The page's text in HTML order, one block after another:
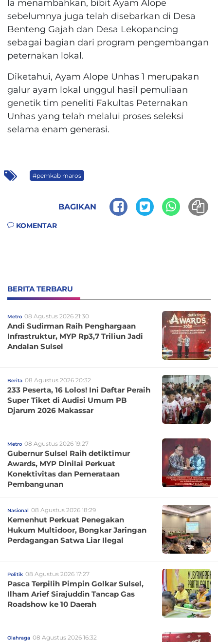
Ia menambahkan, bibit Ayam Alope
sebelumnya juga telah disebarkan di Desa
Benteng Gajah dan Desa Lekopancing
sebagai bagian dari program pengembangan
peternakan lokal.
Diketahui, Ayam Alope Unhas 1 merupakan
galur ayam lokal unggul hasil pemuliaan
genetik tim peneliti Fakultas Peternakan
Unhas yang telah melalui proses seleksi
selama enam generasi.
#pemkab maros
BAGIKAN
KOMENTAR
BERITA TERBARU
Metro 08 Agustus 2026 21:30
Andi Sudirman Raih Penghargaan
Infrastruktur, MYP Rp3,7 Triliun Jadi
Andalan Sulsel
Berita 08 Agustus 2026 20:32
233 Peserta, 16 Lolos! Ini Daftar Peraih
Super Tiket di Audisi Umum PB
Djarum 2026 Makassar
Metro 08 Agustus 2026 19:27
Gubernur Sulsel Raih detiktimur
Awards, MYP Dinilai Perkuat
Konektivitas dan Pemerataan
Pembangunan
Nasional 08 Agustus 2026 18:29
Kemenhut Perkuat Penegakan
Hukum Multidoor, Bongkar Jaringan
Perdagangan Satwa Liar Ilegal
Politik 08 Agustus 2026 17:27
Pasca Terpilih Pimpin Golkar Sulsel,
Ilham Arief Sirajuddin Tancap Gas
Roadshow ke 10 Daerah
Olahraga 08 Agustus 2026 16:32